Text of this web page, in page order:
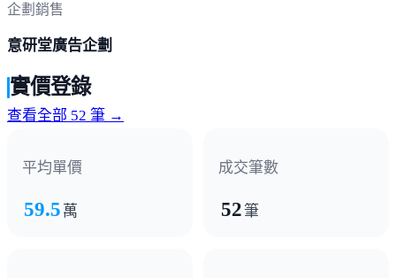
企劃銷售
意研堂廣告企劃
實價登錄
查看全部 52 筆 →
平均單價
59.5 萬
成交筆數
52筆